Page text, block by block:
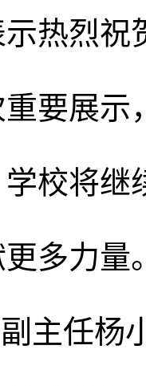
热烈祝
要展示
校将继
多力量
主任杨